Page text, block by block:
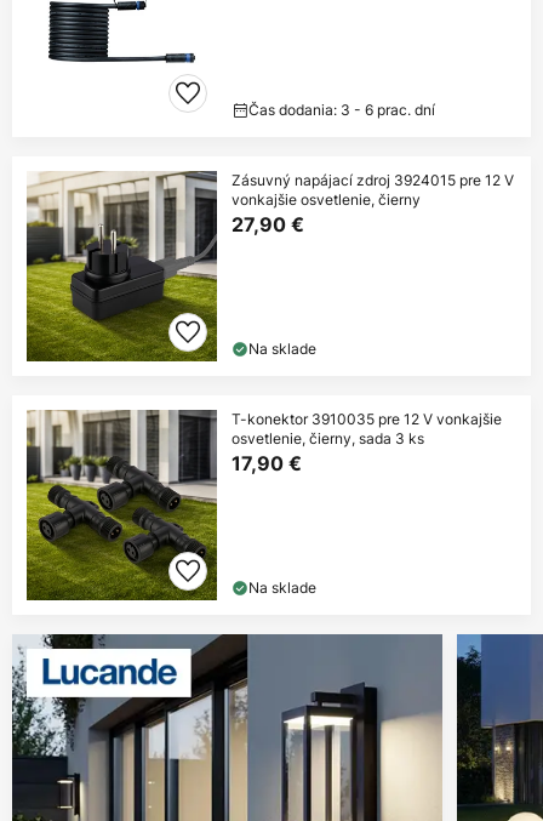
Čas dodania: 3 - 6 prac. dní
Zásuvný napájací zdroj 3924015 pre 12 V
vonkajšie osvetlenie, čierny
27,90 €
Na sklade
T-konektor 3910035 pre 12 V vonkajšie
osvetlenie, čierny, sada 3 ks
17,90 €
Na sklade